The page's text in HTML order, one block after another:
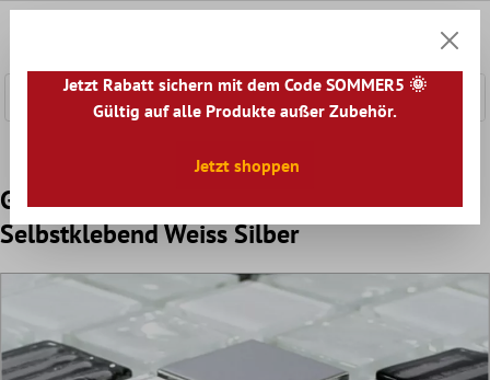
Glas Edelstahl Mosaik Amasya
Selbstklebend Weiss Silber
Jetzt Rabatt sichern mit dem Code SOMMER5 🌞
Gültig auf alle Produkte außer Zubehör.
Jetzt shoppen